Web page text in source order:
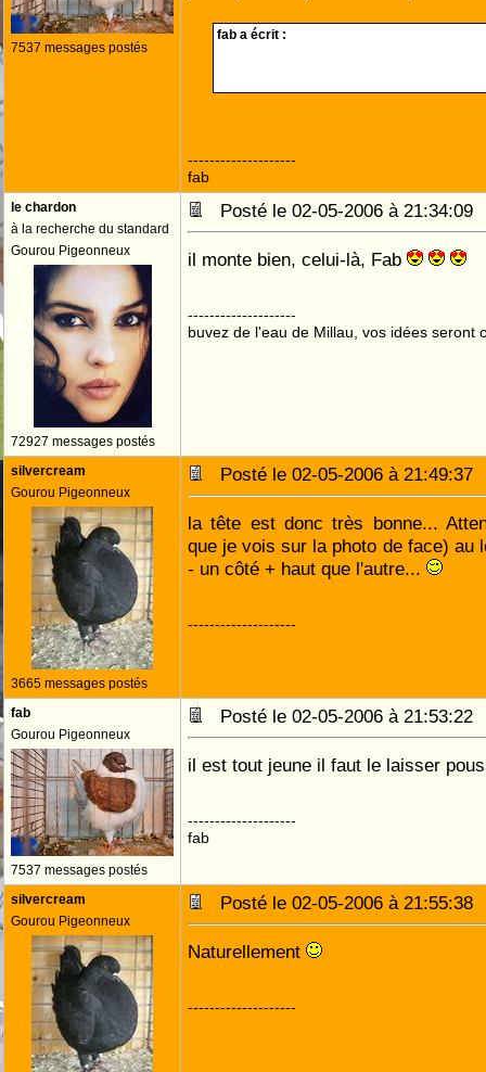
7537 messages postés
fab a écrit :
--------------------
fab
le chardon
à la recherche du standard
Gourou Pigeonneux
72927 messages postés
Posté le 02-05-2006 à
il monte bien, celui-là, Fab
--------------------
buvez de l'eau de Millau, vos idées seront
silvercream
Gourou Pigeonneux
3665 messages postés
Posté le 02-05-2006 à
la tête est donc très bonne...
que je vois sur la photo de face) au
- un côté + haut que l'autre...
--------------------
fab
Gourou Pigeonneux
7537 messages postés
Posté le 02-05-2006 à
il est tout jeune il faut le laisser
--------------------
fab
silvercream
Gourou Pigeonneux
Posté le 02-05-2006 à
Naturellement
--------------------